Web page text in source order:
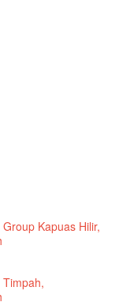
Kapuas Hilir,